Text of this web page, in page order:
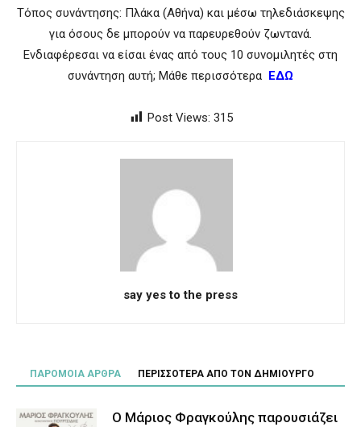
Τόπος συνάντησης: Πλάκα (Αθήνα) και μέσω τηλεδιάσκεψης
για όσους δε μπορούν να παρευρεθούν ζωντανά.
Ενδιαφέρεσαι να είσαι ένας από τους 10 συνομιλητές στη
συνάντηση αυτή; Μάθε περισσότερα ΕΔΩ
Post Views: 315
say yes to the press
ΠΑΡΟΜΟΙΑ ΑΡΘΡΑ ΠΕΡΙΣΣΟΤΕΡΑ ΑΠΟ ΤΟΝ ΔΗΜΙΟΥΡΓΟ
Ο Μάριος Φραγκούλης παρουσιάζει